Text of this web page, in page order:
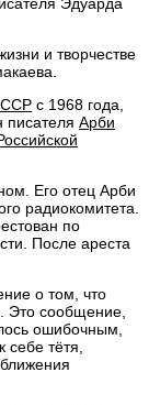
и творчестве
с 1968 года,
писателя Арби
Его отец Арби
радиокомитета.
по
После ареста
о том, что
. Это сообщение,
ошибочным,
тётя,